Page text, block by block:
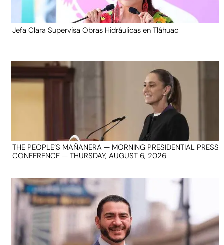
Jefa Clara Supervisa Obras Hidráulicas en Tláhuac
THE PEOPLE’S MAÑANERA — MORNING PRESIDENTIAL PRESS
CONFERENCE — THURSDAY, AUGUST 6, 2026